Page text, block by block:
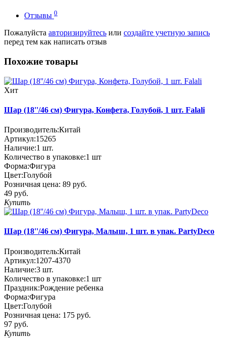
Отзывы 0
Пожалуйста авторизируйтесь или создайте учетную запись
перед тем как написать отзыв
Похожие товары
Хит
Шар (18''/46 см) Фигура, Конфета, Голубой, 1 шт. Falali
Производитель:Китай
Артикул:15265
Наличие:1 шт.
Количество в упаковке:1 шт
Форма:Фигура
Цвет:Голубой
Розничная цена: 89 руб.
49 руб.
Купить
Шар (18''/46 см) Фигура, Малыш, 1 шт. в упак. PartyDeco
Производитель:Китай
Артикул:1207-4370
Наличие:3 шт.
Количество в упаковке:1 шт
Праздник:Рождение ребенка
Форма:Фигура
Цвет:Голубой
Розничная цена: 175 руб.
97 руб.
Купить